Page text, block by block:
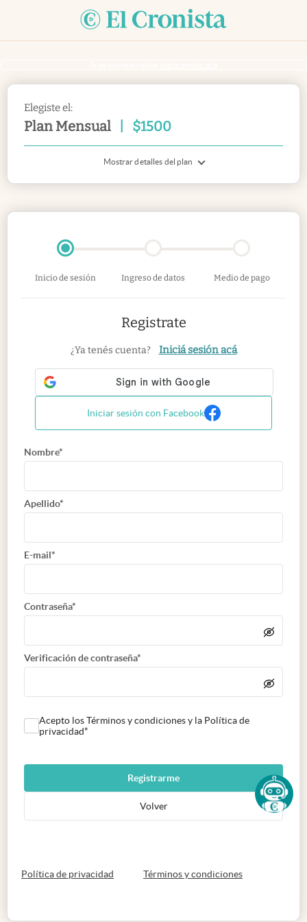
Elegiste el:
Plan Mensual $1500
Mostrar detalles del plan
Inicio de sesión Ingreso de datos Medio de pago
Registrate
¿Ya tenés cuenta? Iniciá sesión acá
Iniciar sesión con Facebook
Nombre*
Apellido*
E-mail*
Contraseña*
Verificación de contraseña*
Acepto los Términos y condiciones y la Política de
privacidad*
Registrarme
Volver
Política de privacidad abre en nueva pestaña
Términos y condicionesabre en nueva